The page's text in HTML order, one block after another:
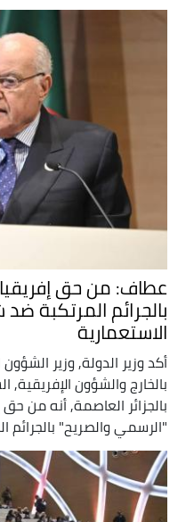
عطاف: من حق إفريقيا
بالجرائم المرتكبة
الاستعمارية
أكد وزير الدولة, وزير الشؤون
بالخارج والشؤون الإفريقية,
بالجزائر العاصمة, أنه من حق
"الرسمي والصريح" بالجرائم